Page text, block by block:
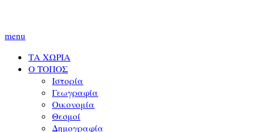
menu
ΤΑ ΧΩΡΙΑ
Ο ΤΟΠΟΣ
Ιστορία
Γεωγραφία
Οικονομία
Θεσμοί
Δημογραφία